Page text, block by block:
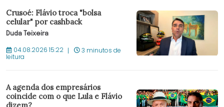
Crusoé: Flávio troca "bolsa
celular" por cashback
Duda Teixeira
04.08.2026 15:22 3 minutos de
leitura
A agenda dos empresários
coincide com o que Lula e Flávio